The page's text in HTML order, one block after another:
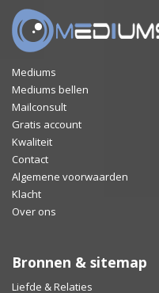
Mediums
Mediums bellen
Mailconsult
Gratis account
Kwaliteit
Contact
Algemene voorwaarden
Klacht
Over ons
Bronnen & sitemap
Liefde & Relaties